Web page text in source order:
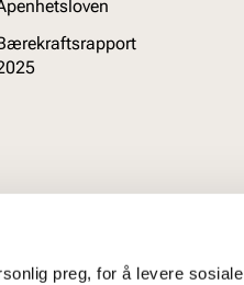
preg, for å levere sosiale